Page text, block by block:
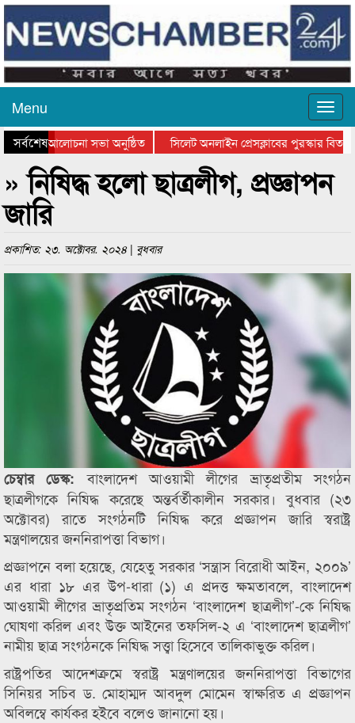
Menu
সর্বশেষআলোচনা সভা অনুষ্ঠিত
সিলেট অনলাইন প্রেসক্লাবের পুরস্কার
সভা ও সম্মাননা প্রদান
কানাইঘাটের কিশোর আহাদের খুনি সায়েমের
» নিষিদ্ধ হলো ছাত্রলীগ, প্রজ্ঞাপন
জারি
প্রকাশিত: ২৩. অক্টোবর. ২০২৪ | বুধবার
চেম্বার ডেস্ক:বাংলাদেশ আওয়ামী লীগের ভ্রাতৃপ্রতীম সংগঠন
ছাত্রলীগকে নিষিদ্ধ করেছে অন্তর্বর্তীকালীন সরকার। বুধবার (২৩
অক্টোবর) রাতে সংগঠনটি নিষিদ্ধ করে প্রজ্ঞাপন জারি স্বরাষ্ট্র
মন্ত্রণালয়ের জননিরাপত্তা বিভাগ।
প্রজ্ঞাপনে বলা হয়েছে, যেহেতু সরকার ‘সন্ত্রাস বিরোধী আইন, ২০০৯’
এর ধারা ১৮ এর উপ-ধারা (১) এ প্রদত্ত ক্ষমতাবলে, বাংলাদেশ
আওয়ামী লীগের ভ্রাতৃপ্রতিম সংগঠন ‘বাংলাদেশ ছাত্রলীগ’-কে নিষিদ্ধ
ঘোষণা করিল এবং উক্ত আইনের তফসিল-২ এ ‘বাংলাদেশ ছাত্রলীগ’
নামীয় ছাত্র সংগঠনকে নিষিদ্ধ সত্ত্বা হিসেবে তালিকাভুক্ত করিল।
রাষ্ট্রপতির আদেশক্রমে স্বরাষ্ট্র মন্ত্রণালয়ের জননিরাপত্তা বিভাগের
সিনিয়র সচিব ড. মোহাম্মদ আবদুল মোমেন স্বাক্ষরিত এ প্রজ্ঞাপন
অবিলম্বে কার্যকর হইবে বলেও জানানো হয়।